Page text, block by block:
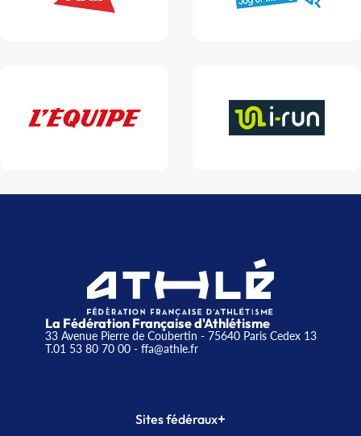
La Fédération Française d'Athlétisme
33 Avenue Pierre de Coubertin - 75640 Paris Cedex 13
T.01 53 80 70 00- ffa@athle.fr
Sites fédéraux+